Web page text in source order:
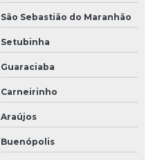
São Sebastião do Maranhão
Setubinha
Guaraciaba
Carneirinho
Araújos
Buenópolis